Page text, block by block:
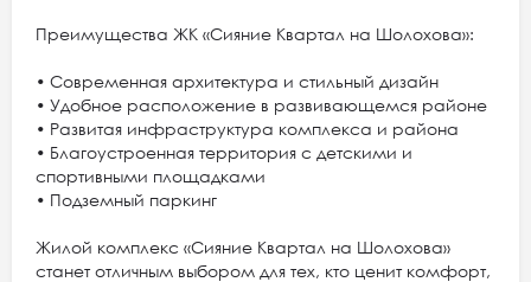
Преимущества ЖК «Сияние Квартал на Шолохова»:
• Современная архитектура и стильный дизайн
• Удобное расположение в развивающемся районе
• Развитая инфраструктура комплекса и района
• Благоустроенная территория с детскими и
спортивными площадками
• Подземный паркинг
Жилой комплекс «Сияние Квартал на Шолохова»
станет отличным выбором для тех, кто ценит комфорт,